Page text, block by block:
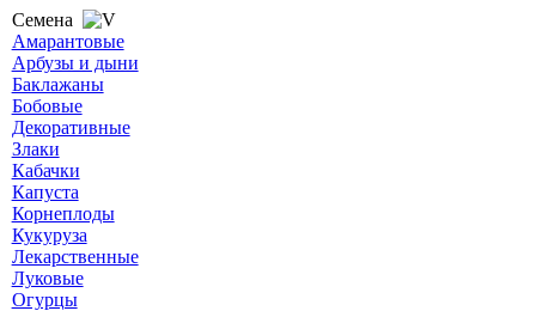
Семена
Амарантовые
Арбузы и дыни
Баклажаны
Бобовые
Декоративные
Злаки
Кабачки
Капуста
Корнеплоды
Кукуруза
Лекарственные
Луковые
Огурцы